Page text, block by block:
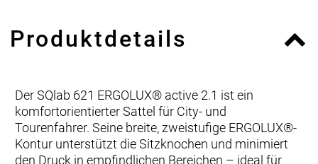
Produktdetails
Der SQlab 621 ERGOLUX® active 2.1 ist ein
komfortorientierter Sattel für City- und
Tourenfahrer. Seine breite, zweistufige ERGOLUX®-
Kontur unterstützt die Sitzknochen und minimiert
den Druck in empfindlichen Bereichen – ideal für